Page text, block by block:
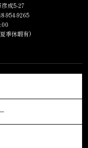
成5-27
954-9265
季休暇有)